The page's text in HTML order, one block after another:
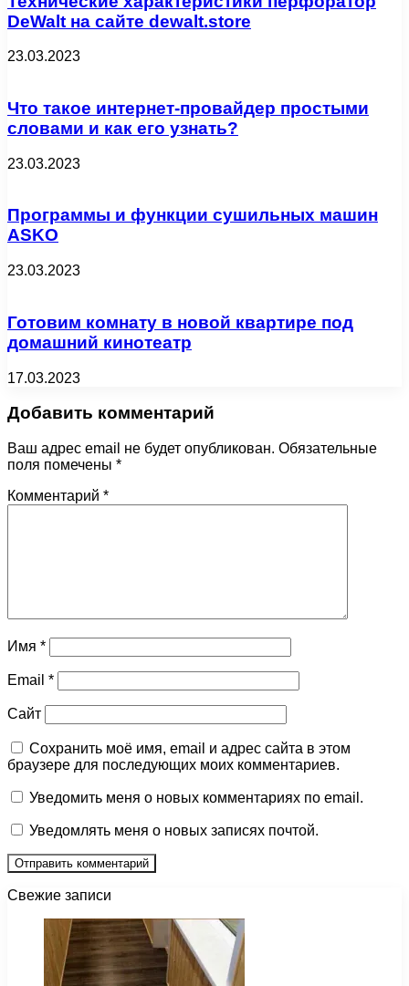
DeWalt на сайте dewalt.store
23.03.2023
Что такое интернет-провайдер простыми
словами и как его узнать?
23.03.2023
Программы и функции сушильных машин
ASKO
23.03.2023
Готовим комнату в новой квартире под
домашний кинотеатр
17.03.2023
Добавить комментарий
Ваш адрес email не будет опубликован. Обязательные
поля помечены *
Комментарий *
Имя *
Email *
Сайт
Сохранить моё имя, email и адрес сайта в этом
браузере для последующих моих комментариев.
Уведомить меня о новых комментариях по email.
Уведомлять меня о новых записях почтой.
Свежие записи